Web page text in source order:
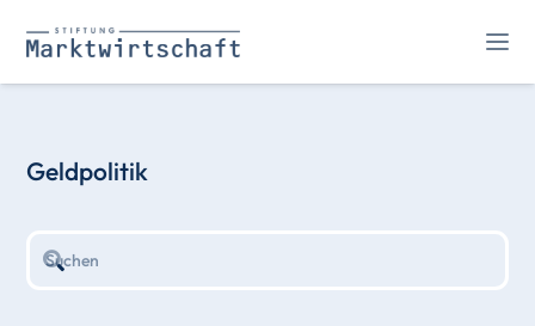
Geldpolitik